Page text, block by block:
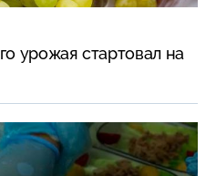
урожая стартовал на